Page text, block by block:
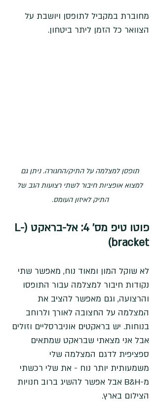
מחוברת במקביל לתופסן ויושבת על
הצוואר כל הזמן ליתר ביטחון.
תופסן למצלמה על התיק/החגורה. ניתן גם
למצוא אופציות חיבור לשתי רצועות הגב של
התיק לאיזון העומס.
פוטו טיפ מס' 4: אל-בראקט (
L-
bracket)
לא שוקל המון ומאוד נוח, מאפשר שתי
נקודות חיבור למצלמה עבור התופסו
והרצועה, וגם מאפשר להציב את
המצלמה על החצובה לאורך ולרוחב
בנוחות. יש בראקטים אוניברסליים וזולים
אבל אני מצאתי שבראקט שמתאים
ספציפית לדגם המצלמה שלי
משמעותית יותר נוח - את שלי רכשתי
מ-B&H אבל אפשר להשיג ברוב חנויות
הצילום בארץ.